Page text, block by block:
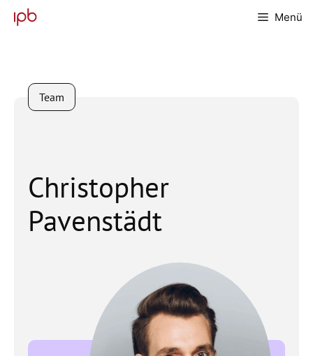
Inhalt
Menü
Team
Christopher
Pavenstädt